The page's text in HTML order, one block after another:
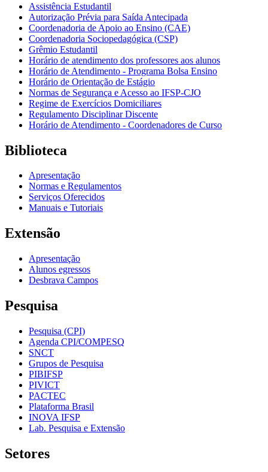
Assistência Estudantil
Autorização Prévia para Saída Antecipada
Coordenadoria de Apoio ao Ensino (CAE)
Coordenadoria Sociopedagógica (CSP)
Grêmio Estudantil
Horário de atendimento dos professores aos alunos
Horário de Atendimento - Programa Bolsa Ensino
Horário de Orientação de Estágio
Normas de Segurança e Acesso ao IFSP-CJO
Regime de Exercícios Domiciliares
Regulamento Disciplinar Discente
Horário de Atendimento - Coordenadores de Curso
Biblioteca
Apresentação
Normas e Regulamentos
Serviços Oferecidos
Manuais e Tutoriais
Extensão
Apresentação
Alunos egressos
Desbrava Campos
Pesquisa
Pesquisa (CPI)
Agenda CPI/COMPESQ
SNCT
Grupos de Pesquisa
PIBIFSP
PIVICT
PACTEC
Plataforma Brasil
INOVA IFSP
Lab. Pesquisa e Extensão
Setores